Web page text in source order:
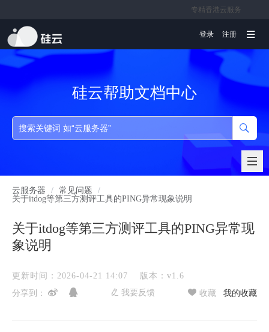
专精香港云服务
文档
登录 注册
硅云帮助文档中心
云服务器 / 常见问题
/
关于itdog等第三方测评工具的PING异常现象说明
关于itdog等第三方测评工具的PING异常现
象说明
更新时间：2026-04-21 14:07
版本：v1.6
分享到：
我要反馈 收藏 我的收藏